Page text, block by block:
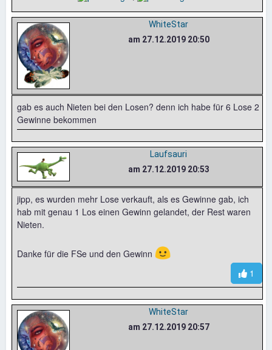
WhiteStar
am 27.12.2019 20:50
gab es auch Nieten bei den Losen? denn ich habe für 6 Lose 2
Gewinne bekommen
Laufsauri
am 27.12.2019 20:53
jipp, es wurden mehr Lose verkauft, als es Gewinne gab, ich
hab mit genau 1 Los einen Gewinn gelandet, der Rest waren
Nieten.
Danke für die FSe und den Gewinn 🙂
1
WhiteStar
am 27.12.2019 20:57